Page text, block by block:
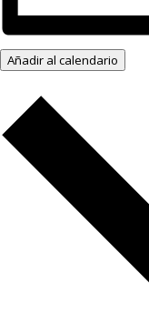
Añadir al calendario